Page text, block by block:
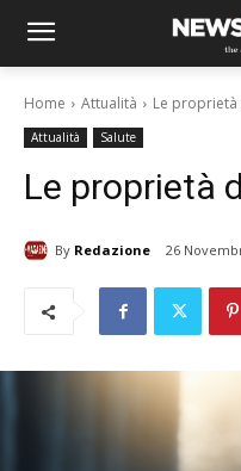
Home Attualità Le proprietà
Attualità Salute
Le proprietà
By Redazione 26